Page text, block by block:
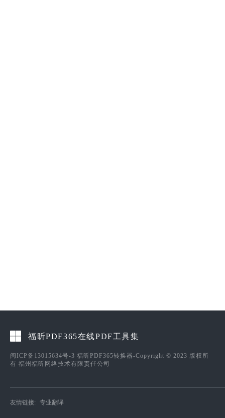
福昕PDF365在线PDF工具集
闽ICP备13015634号-3 福昕PDF365转换器-Copyright © 2023 版权所
有 福州福昕网络技术有限责任公司
友情链接: 专业翻译